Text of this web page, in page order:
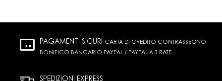
PAGAMENTI SICURI
CARTA DI CREDITO CONTRASSEGNO
BONIFICO BANCARIO PAYPAL / PAYPAL A 3 RATE
SPEDIZIONI EXPRESS